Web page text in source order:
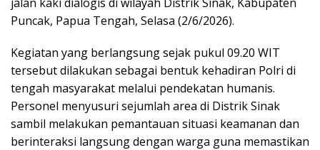
Puncak, Papua Tengah, Selasa (2/6/2026).
Kegiatan yang berlangsung sejak pukul 09.20 WIT
tersebut dilakukan sebagai bentuk kehadiran Polri di
tengah masyarakat melalui pendekatan humanis.
Personel menyusuri sejumlah area di Distrik Sinak
sambil melakukan pemantauan situasi keamanan dan
berinteraksi langsung dengan warga guna memastikan